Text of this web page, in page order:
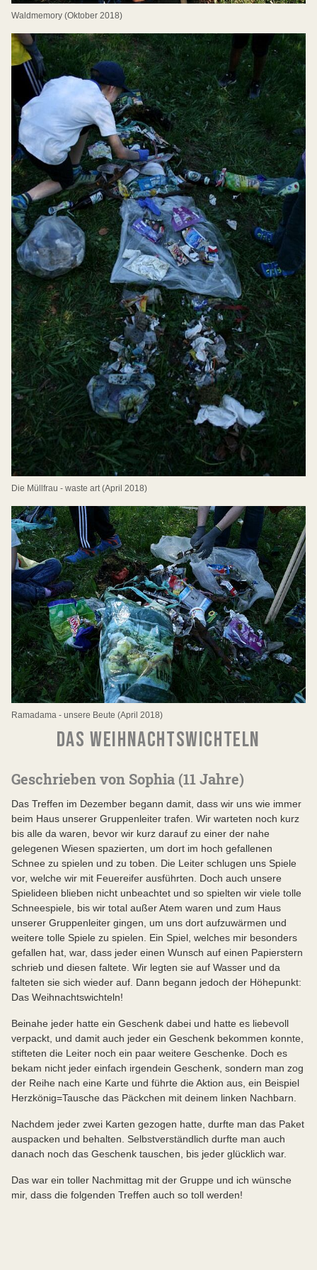
Waldmemory (Oktober 2018)
Die Müllfrau - waste art (April 2018)
Ramadama - unsere Beute (April 2018)
DAS WEIHNACHTSWICHTELN
Geschrieben von Sophia (11 Jahre)
Das Treffen im Dezember begann damit, dass wir uns wie immer
beim Haus unserer Gruppenleiter trafen. Wir warteten noch kurz
bis alle da waren, bevor wir kurz darauf zu einer der nahe
gelegenen Wiesen spazierten, um dort im hoch gefallenen
Schnee zu spielen und zu toben. Die Leiter schlugen uns Spiele
vor, welche wir mit Feuereifer ausführten. Doch auch unsere
Spielideen blieben nicht unbeachtet und so spielten wir viele tolle
Schneespiele, bis wir total außer Atem waren und zum Haus
unserer Gruppenleiter gingen, um uns dort aufzuwärmen und
weitere tolle Spiele zu spielen. Ein Spiel, welches mir besonders
gefallen hat, war, dass jeder einen Wunsch auf einen Papierstern
schrieb und diesen faltete. Wir legten sie auf Wasser und da
falteten sie sich wieder auf. Dann begann jedoch der Höhepunkt:
Das Weihnachtswichteln!
Beinahe jeder hatte ein Geschenk dabei und hatte es liebevoll
verpackt, und damit auch jeder ein Geschenk bekommen konnte,
stifteten die Leiter noch ein paar weitere Geschenke. Doch es
bekam nicht jeder einfach irgendein Geschenk, sondern man zog
der Reihe nach eine Karte und führte die Aktion aus, ein Beispiel
Herzkönig=Tausche das Päckchen mit deinem linken Nachbarn.
Nachdem jeder zwei Karten gezogen hatte, durfte man das Paket
auspacken und behalten. Selbstverständlich durfte man auch
danach noch das Geschenk tauschen, bis jeder glücklich war.
Das war ein toller Nachmittag mit der Gruppe und ich wünsche
mir, dass die folgenden Treffen auch so toll werden!